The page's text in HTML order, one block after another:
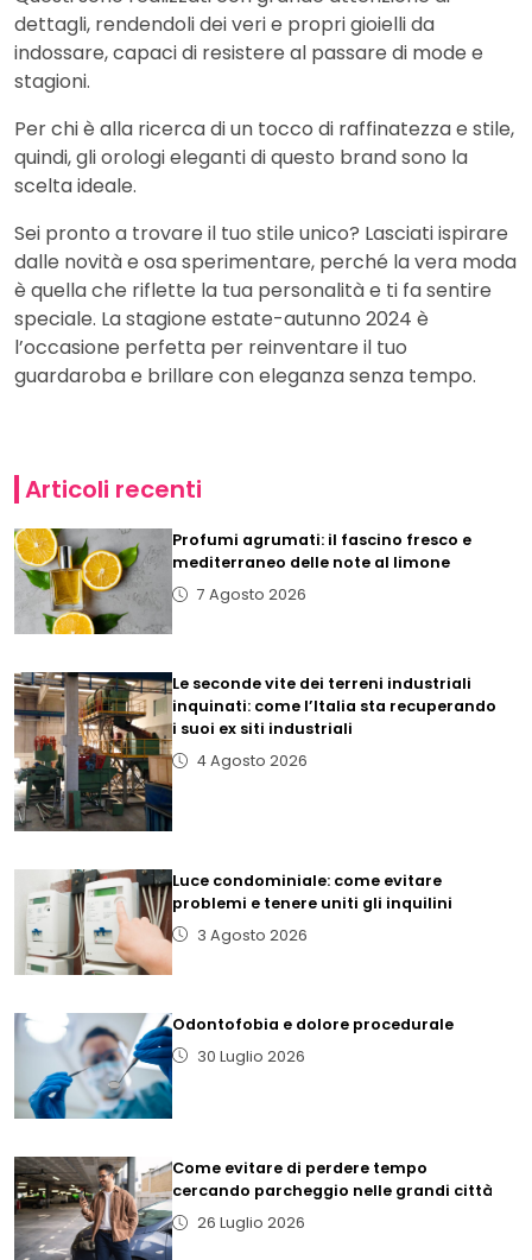
dettagli, rendendoli dei veri e propri gioielli da
indossare, capaci di resistere al passare di mode e
stagioni.
Per chi è alla ricerca di un tocco di raffinatezza e stile,
quindi, gli orologi eleganti di questo brand sono la
scelta ideale.
Sei pronto a trovare il tuo stile unico? Lasciati ispirare
dalle novità e osa sperimentare, perché la vera moda
è quella che riflette la tua personalità e ti fa sentire
speciale. La stagione estate-autunno 2024 è
l’occasione perfetta per reinventare il tuo
guardaroba e brillare con eleganza senza tempo.
Articoli recenti
Profumi agrumati: il fascino fresco e
mediterraneo delle note al limone
7 Agosto 2026
Le seconde vite dei terreni industriali
inquinati: come l’Italia sta recuperando
i suoi ex siti industriali
4 Agosto 2026
Luce condominiale: come evitare
problemi e tenere uniti gli inquilini
3 Agosto 2026
Odontofobia e dolore procedurale
30 Luglio 2026
Come evitare di perdere tempo
cercando parcheggio nelle grandi città
26 Luglio 2026